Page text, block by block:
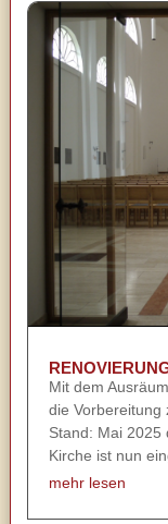
Mit dem
die Vorbereitung
Stand: Mai 2025
Kirche ist nun
mehr lesen